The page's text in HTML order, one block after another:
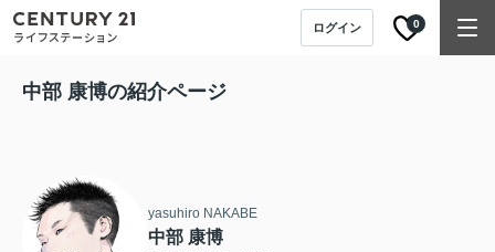
ログイン 0
中部 康博の紹介ページ
yasuhiro NAKABE
中部 康博